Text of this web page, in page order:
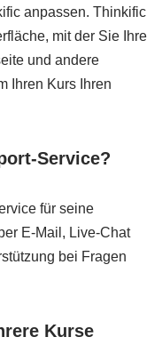
anpassen. Thinkific
mit der Sie Ihre
und andere
Ihren Kurs Ihren
Service?
für seine
E-Mail, Live-Chat
bei Fragen
Kurse